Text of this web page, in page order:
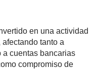
en una actividad
tanto a
a cuentas bancarias
compromiso de